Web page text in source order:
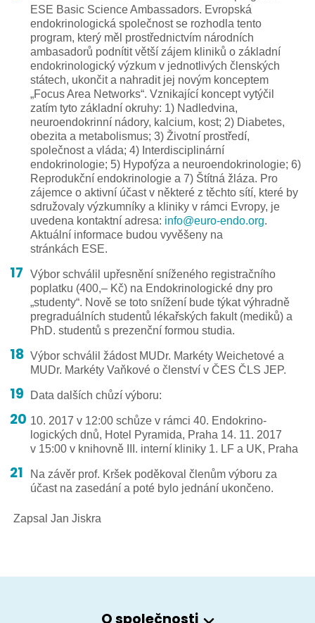
ESE Basic Science Ambassadors. Evropská
endokrinologická společnost se rozhodla tento
program, který měl prostřednictvím národních
ambasadorů podnítit větší zájem kliniků o základní
endokrinologický výzkum v jednotlivých členských
státech, ukončit a nahradit jej novým konceptem
„Focus Area Networks“. Vznikající koncept vytýčil
zatím tyto základní okruhy: 1) Nadledvina,
neuroendokrinní nádory, kalcium, kost; 2) Diabetes,
obezita a metabolismus; 3) Životní prostředí,
společnost a vláda; 4) Interdisciplinární
endokrinologie; 5) Hypofýza a neuroendokrino­logie; 6)
Reprodukční endokrinologie a 7) Štítná žláza. Pro
zájemce o aktivní účast v některé z těchto sítí, které by
sdružovaly výzkumníky a kliniky v rámci Evropy, je
uvedena kontaktní adresa: info@euro-endo.org.
Aktuální informace budou vyvěšeny na
stránkách ESE.
Výbor schválil upřesnění sníženého registračního
poplatku (400,– Kč) na Endokrinologické dny pro
„studenty“. Nově se toto snížení bude týkat výhradně
pregraduálních studentů lékařských fakult (mediků) a
PhD. studentů s prezenční formou studia.
Výbor schválil žádost MUDr. Markéty Weichetové a
MUDr. Markéty Vaňkové o členství v ČES ČLS JEP.
Data dalších chůzí výboru:
10. 2017 v 12:00 schůze v rámci 40. Endokrino­
logických dnů, Hotel Pyramida, Praha 14. 11. 2017
v 15:00 v knihovně III. interní kliniky 1. LF a UK, Praha
Na závěr prof. Kršek poděkoval členům výboru za
účast na zasedání a poté bylo jednání ukončeno.
Zapsal Jan Jiskra
O společnosti